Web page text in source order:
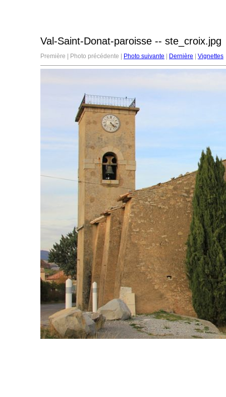
Val-Saint-Donat-paroisse -- ste_croix.jpg
Première | Photo précédente | Photo suivante Dernière Vignettes